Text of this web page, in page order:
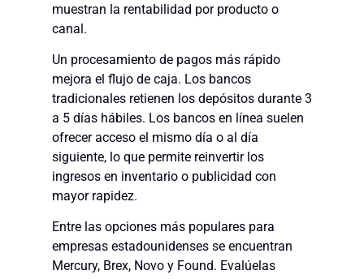
muestran la rentabilidad por producto o
canal.
Un procesamiento de pagos más rápido
mejora el flujo de caja. Los bancos
tradicionales retienen los depósitos durante 3
a 5 días hábiles. Los bancos en línea suelen
ofrecer acceso el mismo día o al día
siguiente, lo que permite reinvertir los
ingresos en inventario o publicidad con
mayor rapidez.
Entre las opciones más populares para
empresas estadounidenses se encuentran
Mercury, Brex, Novo y Found. Evalúelas